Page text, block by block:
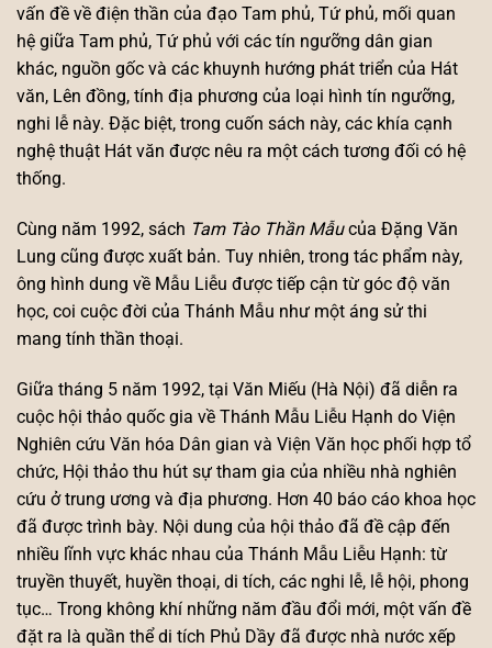
vấn đề về điện thần của đạo Tam phủ, Tứ phủ, mối quan
hệ giữa Tam phủ, Tứ phủ với các tín ngưỡng dân gian
khác, nguồn gốc và các khuynh hướng phát triển của Hát
văn, Lên đồng, tính địa phương của loại hình tín ngưỡng,
nghi lễ này. Đặc biệt, trong cuốn sách này, các khía cạnh
nghệ thuật Hát văn được nêu ra một cách tương đối có hệ
thống.
Cùng năm 1992, sách Tam Tào Thần Mẫucủa Đặng Văn
Lung cũng được xuất bản. Tuy nhiên, trong tác phẩm này,
ông hình dung về Mẫu Liễu được tiếp cận từ góc độ văn
học, coi cuộc đời của Thánh Mẫu như một áng sử thi
mang tính thần thoại.
Giữa tháng 5 năm 1992, tại Văn Miếu (Hà Nội) đã diễn ra
cuộc hội thảo quốc gia về Thánh Mẫu Liễu Hạnh do Viện
Nghiên cứu Văn hóa Dân gian và Viện Văn học phối hợp tổ
chức, Hội thảo thu hút sự tham gia của nhiều nhà nghiên
cứu ở trung ương và địa phương. Hơn 40 báo cáo khoa học
đã được trình bày. Nội dung của hội thảo đã đề cập đến
nhiều lĩnh vực khác nhau của Thánh Mẫu Liễu Hạnh: từ
truyền thuyết, huyền thoại, di tích, các nghi lễ, lễ hội, phong
tục… Trong không khí những năm đầu đổi mới, một vấn đề
đặt ra là quần thể di tích Phủ Dầy đã được nhà nước xếp